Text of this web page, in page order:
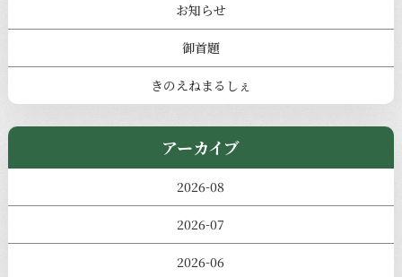
お知らせ
御首題
きのえねまるしぇ
アーカイブ
2026-08
2026-07
2026-06